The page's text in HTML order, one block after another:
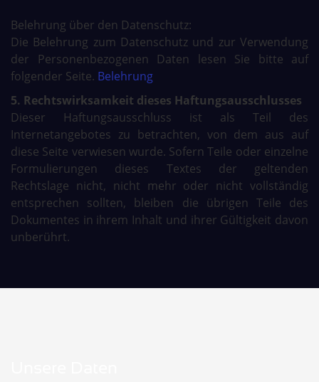
Belehrung über den Datenschutz:
Die Belehrung zum Datenschutz und zur Verwendung
der Personenbezogenen Daten lesen Sie bitte auf
folgender Seite. Belehrung
5. Rechtswirksamkeit dieses Haftungsausschlusses
Dieser Haftungsausschluss ist als Teil des
Internetangebotes zu betrachten, von dem aus auf
diese Seite verwiesen wurde. Sofern Teile oder einzelne
Formulierungen dieses Textes der geltenden
Rechtslage nicht, nicht mehr oder nicht vollständig
entsprechen sollten, bleiben die übrigen Teile des
Dokumentes in ihrem Inhalt und ihrer Gültigkeit davon
unberührt.